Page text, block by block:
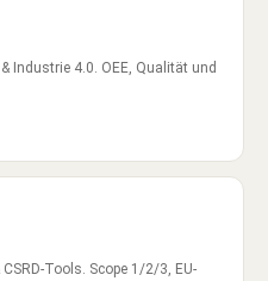
Industrie 4.0. OEE, Qualität und
Tools. Scope 1/2/3, EU-